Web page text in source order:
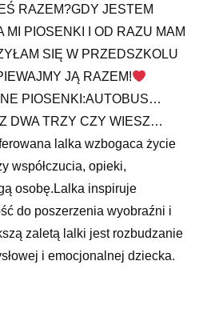
RAZEM?GDY JESTEM
MI PIOSENKI I OD RAZU MAM
SIĘ W PRZEDSZKOLU
JĄ RAZEM!
PIOSENKI:AUTOBUS…
DWA TRZY CZY WIESZ…
lalka wzbogaca życie
współczucia, opieki,
osobę.Lalka inspiruje
do poszerzenia wyobraźni i
zaletą lalki jest rozbudzanie
i emocjonalnej dziecka.